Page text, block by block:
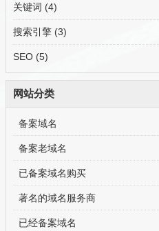
关键词 (4)
搜索引擎 (3)
SEO (5)
网站分类
备案域名
备案老域名
已备案域名购买
著名的域名服务商
已经备案域名